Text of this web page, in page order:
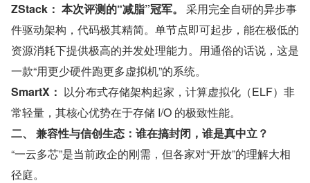
ZStack： 本次评测的“减脂”冠军。
采用完全自研的异步事
件驱动架构，代码极其精简。单节点即可起步，能在极低的
资源消耗下提供极高的并发处理能力。用通俗的话说，这是
一款“用更少硬件跑更多虚拟机”的系统。
SmartX： 以分布式存储架构起家，计算虚拟化（ELF）非
常轻量，其核心优势在于存储 I/O 的极致性能。
二、 兼容性与信创生态：谁在搞封闭，谁是真中立？
“一云多芯”是当前政企的刚需，但各家对“开放”的理解大相
径庭。